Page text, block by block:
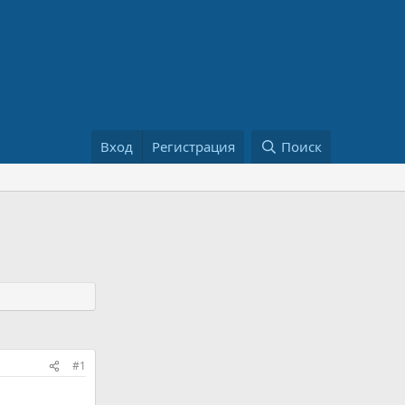
Вход Регистрация Поиск
#1